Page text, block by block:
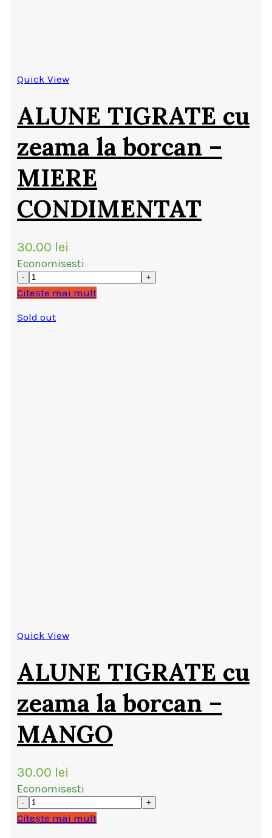
Quick View
ALUNE TIGRATE cu
zeama la borcan –
MIERE
CONDIMENTAT
30.00 lei
Economisesti
Citește mai mult
Sold out
Quick View
ALUNE TIGRATE cu
zeama la borcan –
MANGO
30.00 lei
Economisesti
Citește mai mult